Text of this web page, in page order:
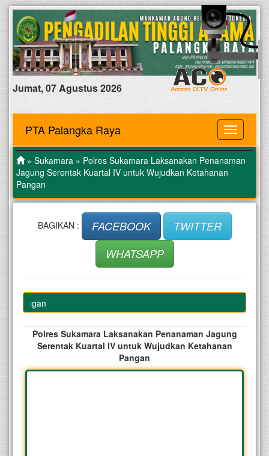
Jumat, 07 Agustus 2026
MENU
PTA Palangka Raya
» Sukamara » Polres Sukamara Laksanakan Penanaman
Jagung Serentak Kuartal IV untuk Wujudkan Ketahanan
Pangan
BAGIKAN : FACEBOOK
TWITTER
WHATSAPP
Pangan
Polres Sukamara Laksanakan Penanaman Jagung
Serentak Kuartal IV untuk Wujudkan Ketahanan
Pangan